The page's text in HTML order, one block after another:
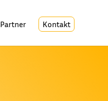
Partner Kontakt